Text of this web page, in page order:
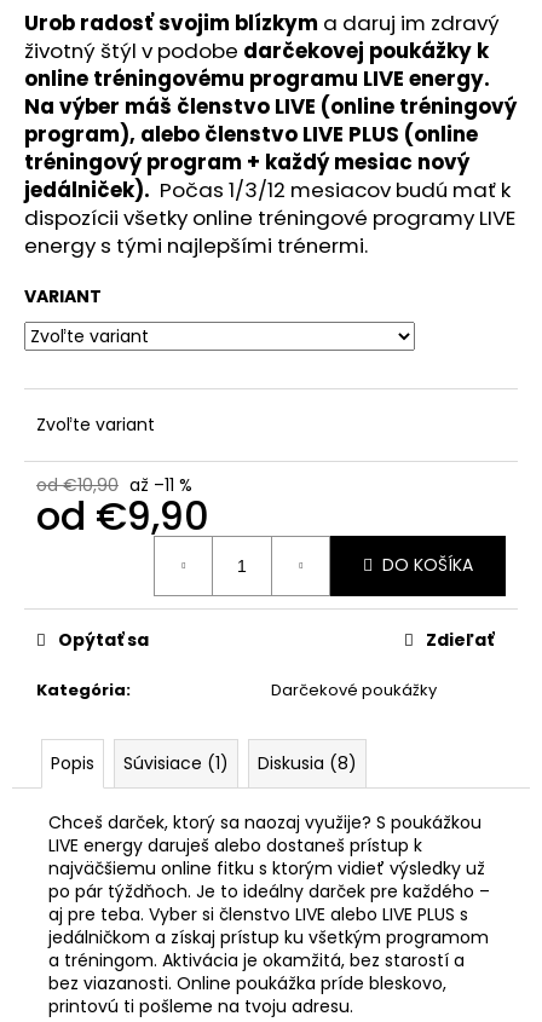
Urob radosť svojim blízkym a daruj im zdravý
životný štýl v podobe darčekovej poukážky k
online tréningovému programu LIVE energy.
Na výber máš členstvo LIVE (online tréningový
program), alebo členstvo LIVE PLUS (online
tréningový program + každý mesiac nový
jedálniček). Počas 1/3/12 mesiacov budú mať k
dispozícii všetky online tréningové programy LIVE
energy s tými najlepšími trénermi.
VARIANT
Zvoľte variant
od €10,90 až –11 %
od €9,90
DO KOŠÍKA
Kategória: Darčekové poukážky
Opýtať sa Zdieľať
Popis Súvisiace (1) Diskusia (8)
Chceš darček, ktorý sa naozaj využije? S poukážkou
LIVE energy daruješ alebo dostaneš prístup k
najväčšiemu online fitku s ktorým vidieť výsledky už
po pár týždňoch. Je to ideálny darček pre každého –
aj pre teba. Vyber si členstvo LIVE alebo LIVE PLUS s
jedálničkom a získaj prístup ku všetkým programom
a tréningom. Aktivácia je okamžitá, bez starostí a
bez viazanosti. Online poukážka príde bleskovo,
printovú ti pošleme na tvoju adresu.
a
m
e
PRAKTICKÁ
ŠNÚRKA
LIVE
ENERGY
€4,90